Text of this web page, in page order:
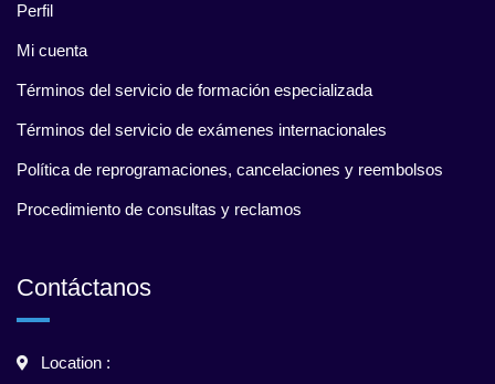
Perfil
Mi cuenta
Términos del servicio de formación especializada
Términos del servicio de exámenes internacionales
Política de reprogramaciones, cancelaciones y reembolsos
Procedimiento de consultas y reclamos
Contáctanos
Location :